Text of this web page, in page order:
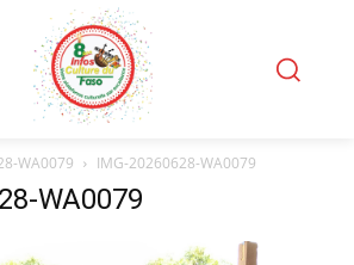
WA0079 IMG-20260628-WA0079
WA0079